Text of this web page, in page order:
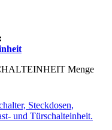
Menge
Steckdosen,
und Türschalteinheit.